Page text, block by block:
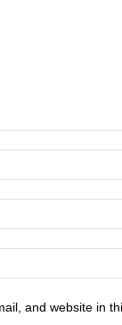
and website in